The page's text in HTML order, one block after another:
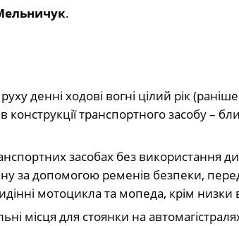
.
денні ходові вогні цілий рік
конструкції транспортного засобу –
засобах без використання
за допомогою ременів безпеки,
мотоцикла та мопеда, крім низки
місця для стоянки на